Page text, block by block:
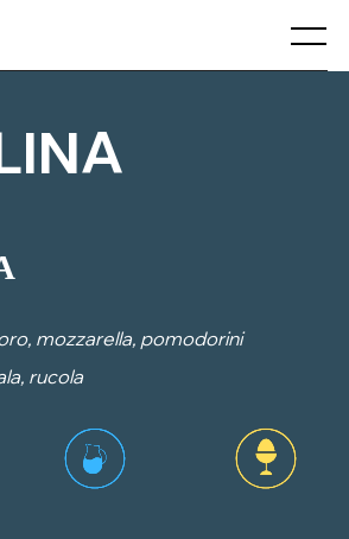
Menu
mozzarella, pomodorini
rucola